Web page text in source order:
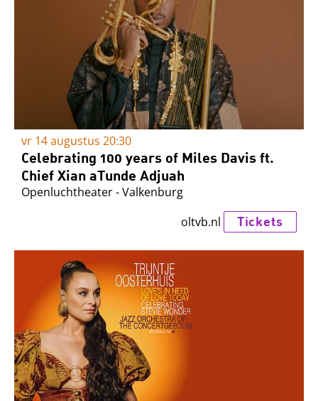
vr 14 augustus 20:30
Celebrating 100 years of Miles Davis ft.
Chief Xian aTunde Adjuah
Openluchtheater - Valkenburg
oltvb.nl
Tickets